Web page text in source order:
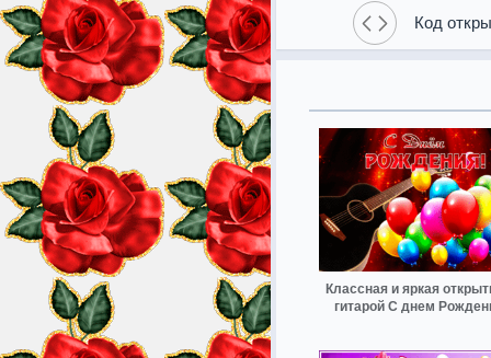
Код
Классная и яркая
гитарой С днем